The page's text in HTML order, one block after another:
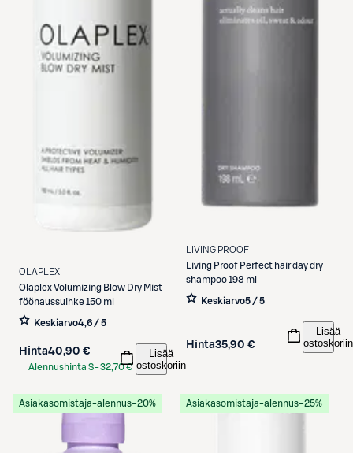
OLAPLEX
OlaplexVolumizing Blow Dry Mist
föönaussuihke 150 ml
Keskiarvo4,6 / 5
Hinta40,90 €
Alennushinta S-32,70 €
Lisää
ostoskoriin
LIVING PROOF
Living Proof Perfect hair day dry
shampoo 198 ml
Keskiarvo5 / 5
Hinta35,90 €
Lisää
ostoskoriin
Asiakasomistaja-alennus−20% Asiakasomistaja-alennus−25%